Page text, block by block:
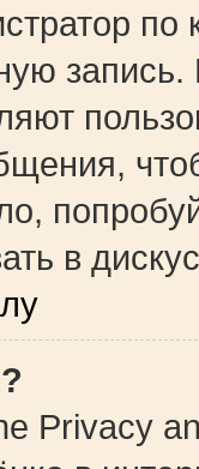
по
в
Privacy